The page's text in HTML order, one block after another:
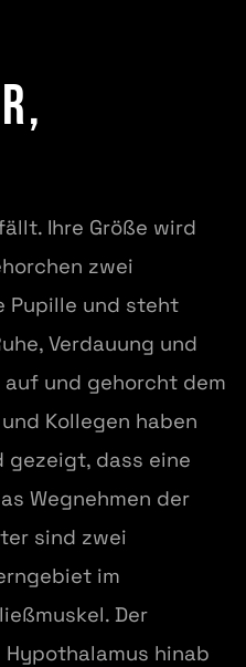
Ihre Größe wird
zwei
Pupille und steht
Verdauung und
und gehorcht dem
Kollegen haben
gezeigt, dass eine
Wegnehmen der
sind zwei
im
Der
hinab